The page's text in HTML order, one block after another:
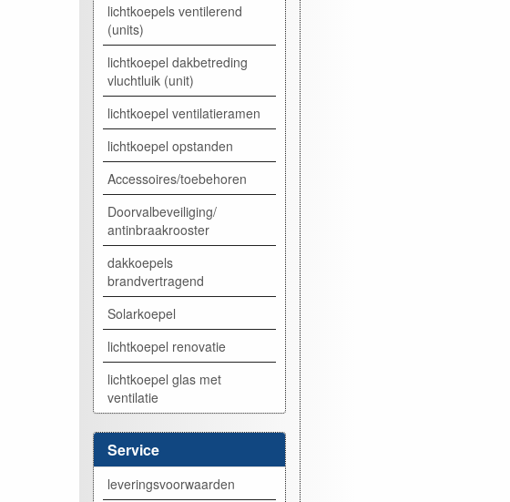
lichtkoepels ventilerend
(units)
lichtkoepel dakbetreding
vluchtluik (unit)
lichtkoepel ventilatieramen
lichtkoepel opstanden
Accessoires/toebehoren
Doorvalbeveiliging/
antinbraakrooster
dakkoepels
brandvertragend
Solarkoepel
lichtkoepel renovatie
lichtkoepel glas met
ventilatie
Service
leveringsvoorwaarden